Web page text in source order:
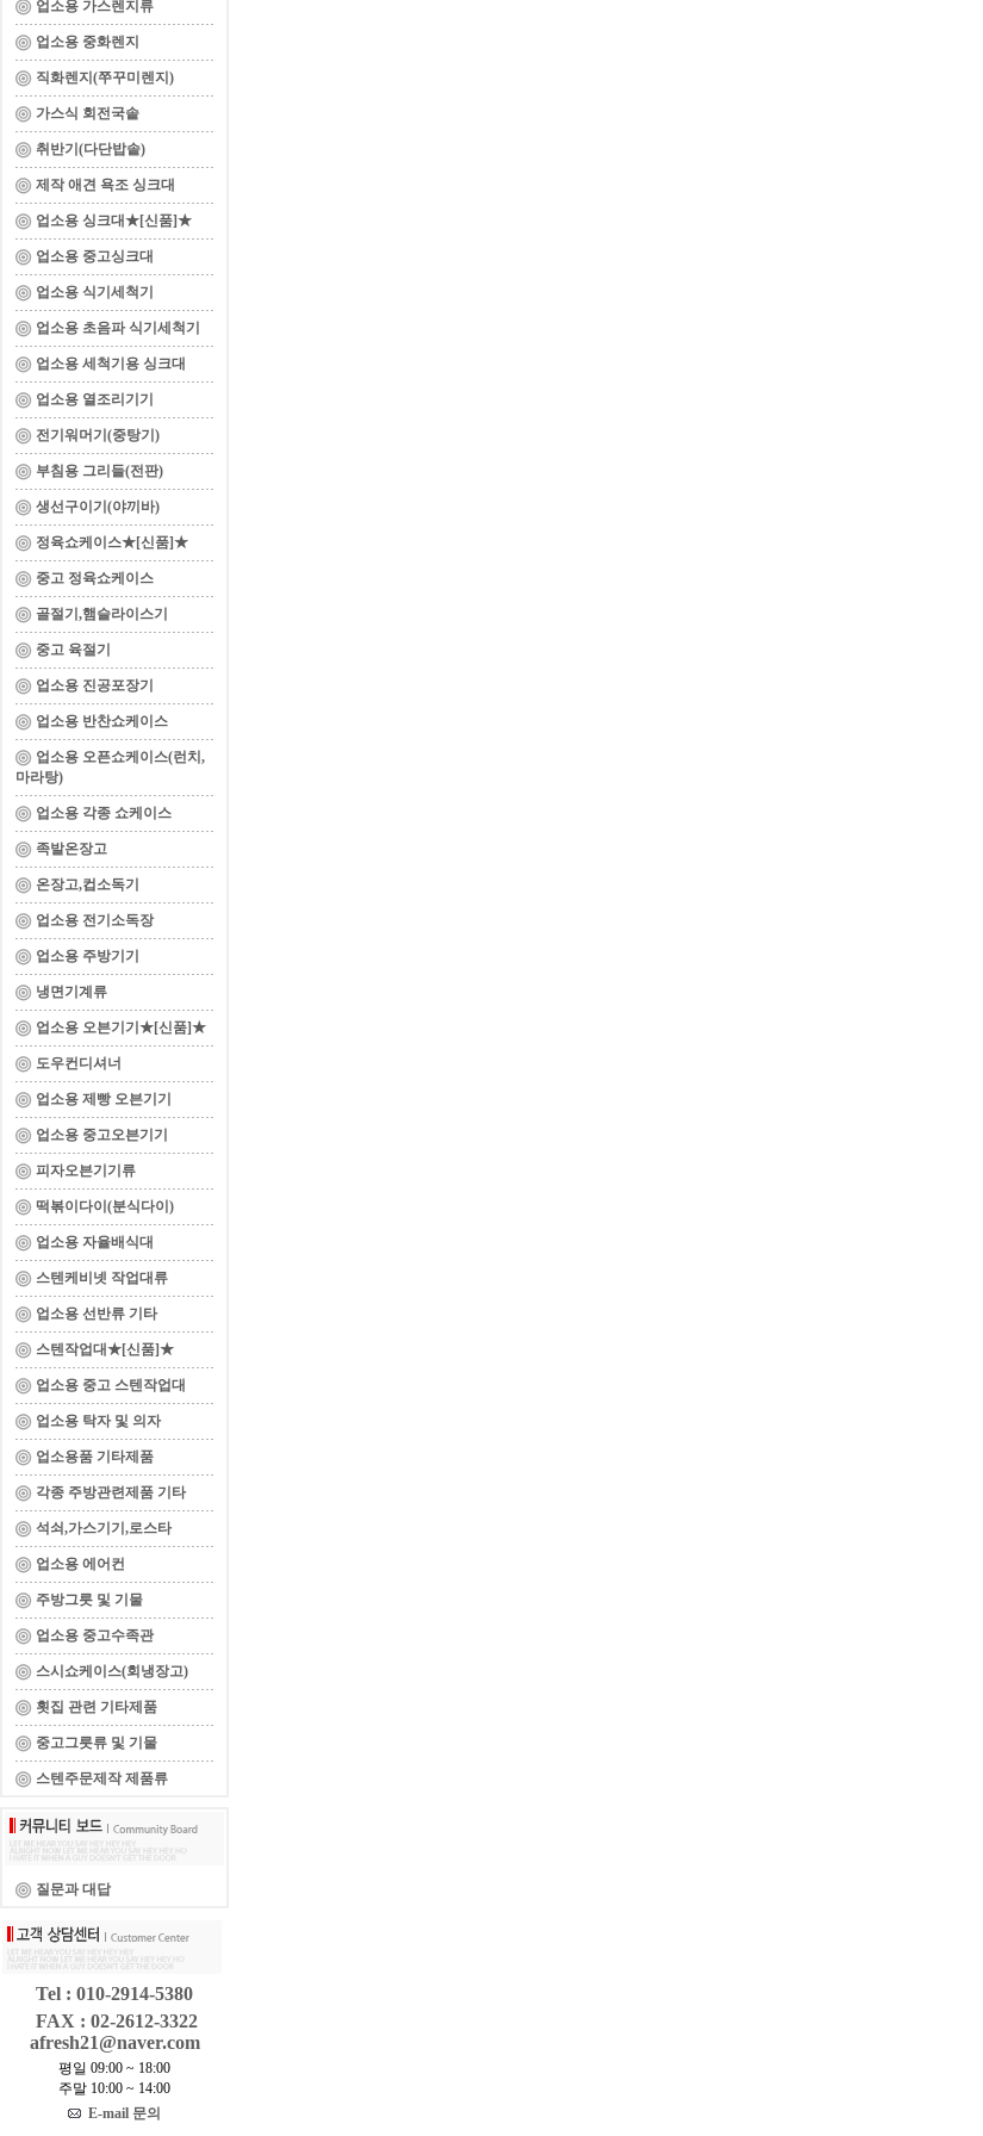
업소용 가스렌지류
업소용 중화렌지
직화렌지(쭈꾸미렌지)
가스식 회전국솥
취반기(다단밥솥)
제작 애견 욕조 싱크대
업소용 싱크대★[신품]★
업소용 중고싱크대
업소용 식기세척기
업소용 초음파 식기세척기
업소용 세척기용 싱크대
업소용 열조리기기
전기워머기(중탕기)
부침용 그리들(전판)
생선구이기(야끼바)
정육쇼케이스★[신품]★
중고 정육쇼케이스
골절기,햄슬라이스기
중고 육절기
업소용 진공포장기
업소용 반찬쇼케이스
업소용 오픈쇼케이스(런치,
마라탕)
업소용 각종 쇼케이스
족발온장고
온장고,컵소독기
업소용 전기소독장
업소용 주방기기
냉면기계류
업소용 오븐기기★[신품]★
도우컨디셔너
업소용 제빵 오븐기기
업소용 중고오븐기기
피자오븐기기류
떡볶이다이(분식다이)
업소용 자율배식대
스텐케비넷 작업대류
업소용 선반류 기타
스텐작업대★[신품]★
업소용 중고 스텐작업대
업소용 탁자 및 의자
업소용품 기타제품
각종 주방관련제품 기타
석쇠,가스기기,로스타
업소용 에어컨
주방그릇 및 기물
업소용 중고수족관
스시쇼케이스(회냉장고)
횟집 관련 기타제품
중고그릇류 및 기물
스텐주문제작 제품류
질문과 대답
Tel : 010-2914-5380
FAX : 02-2612-3322
afresh21@naver.com
평일 09:00 ~ 18:00
주말 10:00 ~ 14:00
E-mail 문의